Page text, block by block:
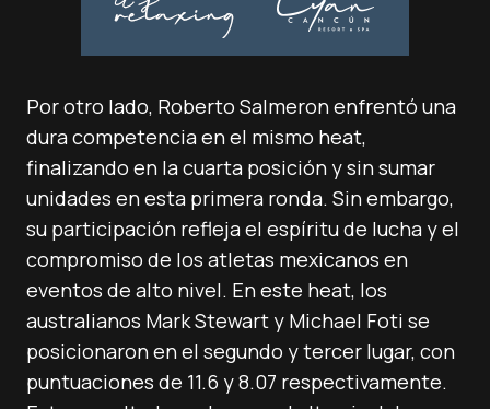
Por otro lado, Roberto Salmeron enfrentó una
dura competencia en el mismo heat,
finalizando en la cuarta posición y sin sumar
unidades en esta primera ronda. Sin embargo,
su participación refleja el espíritu de lucha y el
compromiso de los atletas mexicanos en
eventos de alto nivel. En este heat, los
australianos Mark Stewart y Michael Foti se
posicionaron en el segundo y tercer lugar, con
puntuaciones de 11.6 y 8.07 respectivamente.